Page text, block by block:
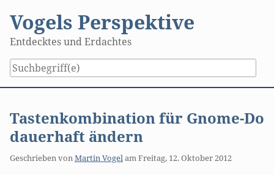
content
Vogels Perspektive
Entdecktes und Erdachtes
Tastenkombination für Gnome-Do
dauerhaft ändern
Geschrieben vonMartin VogelamFreitag, 12. Oktober 2012